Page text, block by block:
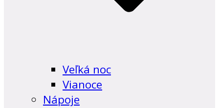
Veľká noc
Vianoce
Nápoje